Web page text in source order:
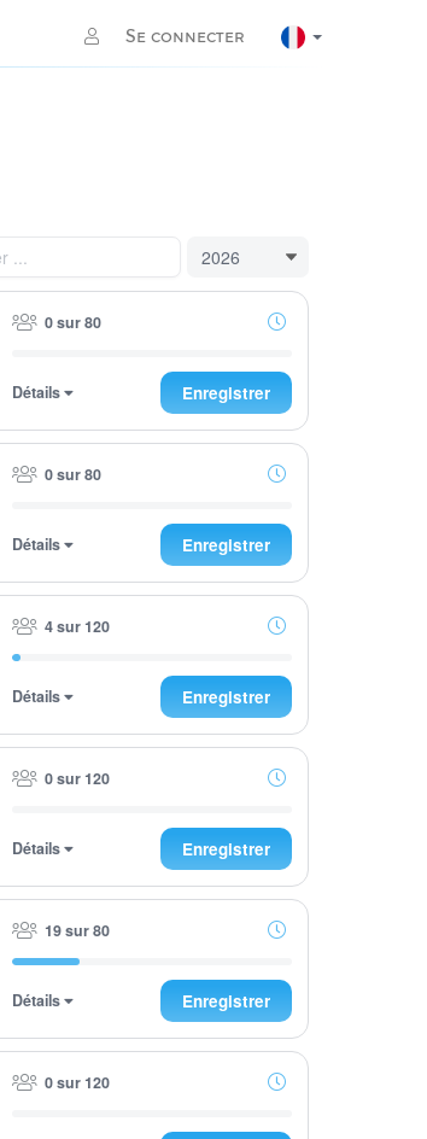
Se connecter
0 sur 80
Détails Enregistrer
0 sur 80
Détails Enregistrer
4 sur 120
Détails Enregistrer
0 sur 120
Détails Enregistrer
19 sur 80
Détails Enregistrer
0 sur 120